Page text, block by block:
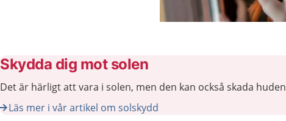
Skydda dig mot solen
Det är härligt att vara i solen, men den kan också skada
Läs mer i vår artikel om solskydd